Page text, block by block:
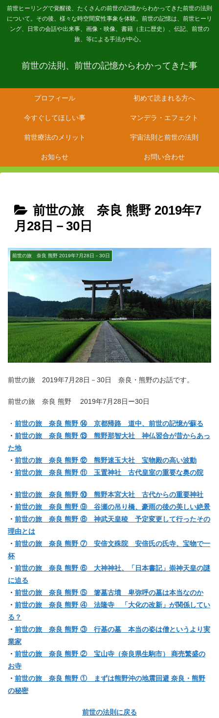
前世ヒーリングで覚醒後、たくさんの前世の記憶からわかってきた前世の法則
について。その後、様々な時空間変性事象を体験。前世の記憶は、前世ヒーリ
ング、日常の会話や出来事、画像・映像、書籍（主に歴史）、伝記、前世の
旅、等による手法が中心。
前世の法則、前世の記憶からわかってきた事
プロフィール 初めて読まれる方へ
今すぐしてほしい事 マンデラ・エフェクト
前世療法のメリット 宇宙法則と前世の法則
お知らせ お問い合わせ
前世の旅 奈良 熊野 2019年7
月28日－30日
前世の旅 奈良 熊野 2019年7月28日－30日
前世の旅 2019年7月28日－30日 奈良・熊野のお話です。
前世の旅 奈良 熊野 2019年7月28日ー30日
・ 前世の旅 奈良 熊野 ⑭ 京都帰路 道中、前世の記憶が蘇る
・ 前世の旅 奈良 熊野 ⑬ 熊野那智大社 神仏習合が昔からあっ
た地
・ 前世の旅 奈良 熊野 ⑫ 熊野速玉大社 宝物殿の高い波動
・ 前世の旅 奈良 熊野 ⑪ 玉置神社 古代皇室の重要な奥の院
・ 前世の旅 奈良 熊野 ⑩ 熊野本宮大社 古代からの重要神社
・ 前世の旅 奈良 熊野 ⑨ 谷瀬の吊り橋、豪雨の後の美しい絶景
・ 前世の旅 奈良 熊野 ⑧ 神武天皇稜 予定変更して行ったその
理由とは
・ 前世の旅 奈良 熊野 ⑦ 安倍文殊院 安倍氏の氏寺、宝物で一
杯
・ 前世の旅 奈良 熊野 ⑥ 大神神社、「日本書記」崇神天皇の謎
に迫る
・ 前世の旅 奈良 熊野 ⑤ 箸墓古墳 卑弥呼の墓は本当なのか
・ 前世の旅 奈良 熊野 ④ 法隆寺 「大化の改新」が関係してい
る？
・ 前世の旅 奈良 熊野 ③ 行基の墓 本当の姿は僧というより実
業家
・ 前世の旅 奈良 熊野 ② 宝山寺（奈良県生駒市） 商売繁盛の
お寺
・ 前世の旅 奈良 熊野 ① まずは熊野沖の地震回避 奈良・熊野
の秘密
前世の法則に戻る